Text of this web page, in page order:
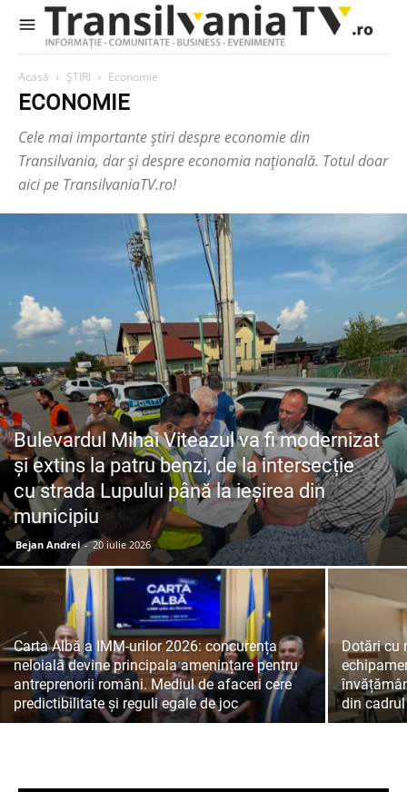
Acasă ȘTIRI Economie
ECONOMIE
Cele mai importante știri despre economie din
Transilvania, dar și despre economia națională. Totul doar
aici pe TransilvaniaTV.ro!
Bulevardul Mihai Viteazul va fi modernizat
și extins la patru benzi, de la intersecție
cu strada Lupului până la ieșirea din
municipiu
Bejan Andrei - 20 iulie 2026
Carta Albă a IMM-urilor 2026: concurența
neloială devine principala amenințare pentru
antreprenorii români. Mediul de afaceri cere
predictibilitate și reguli egale de joc
Dotări cu
din